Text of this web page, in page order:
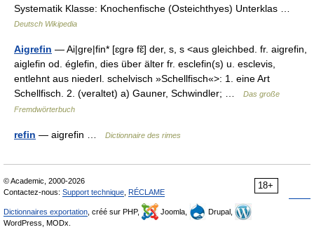
Systematik Klasse: Knochenfische (Osteichthyes) Unterklas …
Deutsch Wikipedia
Aigrefin — Ai|gre|fin* [ɛgrə fɛ̃] der, s, s <aus gleichbed. fr. aigrefin,
aiglefin od. églefin, dies über älter fr. esclefin(s) u. esclevis,
entlehnt aus niederl. schelvisch »Schellfisch«>: 1. eine Art
Schellfisch. 2. (veraltet) a) Gauner, Schwindler; …
Das große
Fremdwörterbuch
refin — aigrefin … Dictionnaire des rimes
18+
© Academic, 2000-2026
Contactez-nous: Support technique RÉCLAME
Dictionnaires exportation , créé sur PHP, Joomla,
Drupal,
WordPress, MODx.